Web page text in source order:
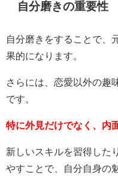
自分磨きの重要性
自分磨きをすることで、
果的になります。
さらには、恋愛以外の趣
です。
特に外見だけでなく、内
新しいスキルを習得した
やすことで、自分自身の